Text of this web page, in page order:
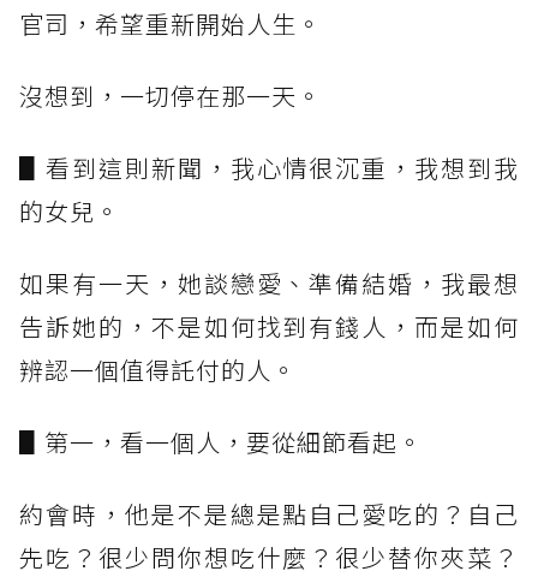
官司，希望重新開始人生。
沒想到，一切停在那一天。
▋看到這則新聞，我心情很沉重，我想到我
的女兒。
如果有一天，她談戀愛、準備結婚，我最想
告訴她的，不是如何找到有錢人，而是如何
辨認一個值得託付的人。
▋第一，看一個人，要從細節看起。
約會時，他是不是總是點自己愛吃的？自己
先吃？很少問你想吃什麼？很少替你夾菜？